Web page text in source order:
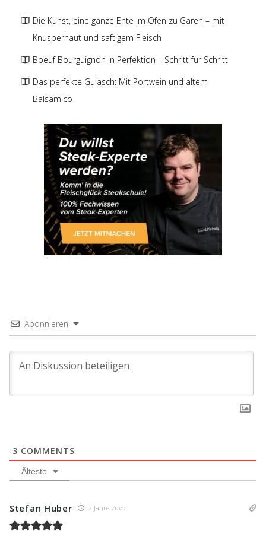
Die Kunst, eine ganze Ente im Ofen zu Garen – mit
Knusperhaut und saftigem Fleisch
Boeuf Bourguignon in Perfektion – Schritt für Schritt
Das perfekte Gulasch: Mit Portwein und altem
Balsamico
Abonnieren
3 COMMENTS
Älteste
Stefan Huber 2 Jahre zuvor